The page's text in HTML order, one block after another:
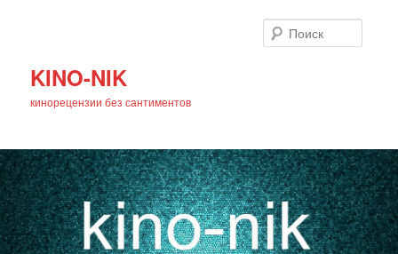
KINO-NIK
кинорецензии без сантиментов